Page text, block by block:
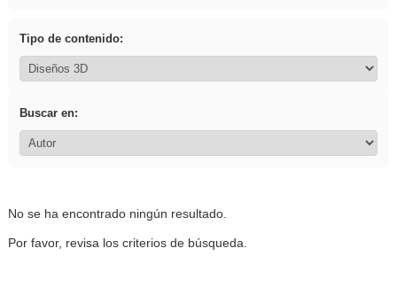
Tipo de contenido:
Buscar en:
No se ha encontrado ningún resultado.
Por favor, revisa los criterios de búsqueda.